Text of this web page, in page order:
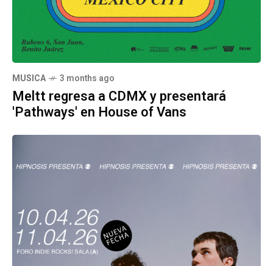
MUSICA 3 months ago
Meltt regresa a CDMX y presentará
'Pathways' en House of Vans